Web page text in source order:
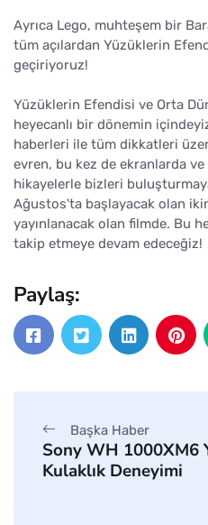
Ayrıca Lego, muhteşem bir
tüm açılardan Yüzüklerin
geçiriyoruz!
Yüzüklerin Efendisi ve Orta
heyecanlı bir dönemin
haberleri ile tüm dikkatleri
evren, bu kez de ekranlarda
hikayelerle bizleri
Ağustos'ta başlayacak olan
yayınlanacak olan filmde. Bu
takip etmeye devam edeceğiz!
Paylaş:
Başka Haber
Sony WH 1000XM6
Kulaklık Deneyimi